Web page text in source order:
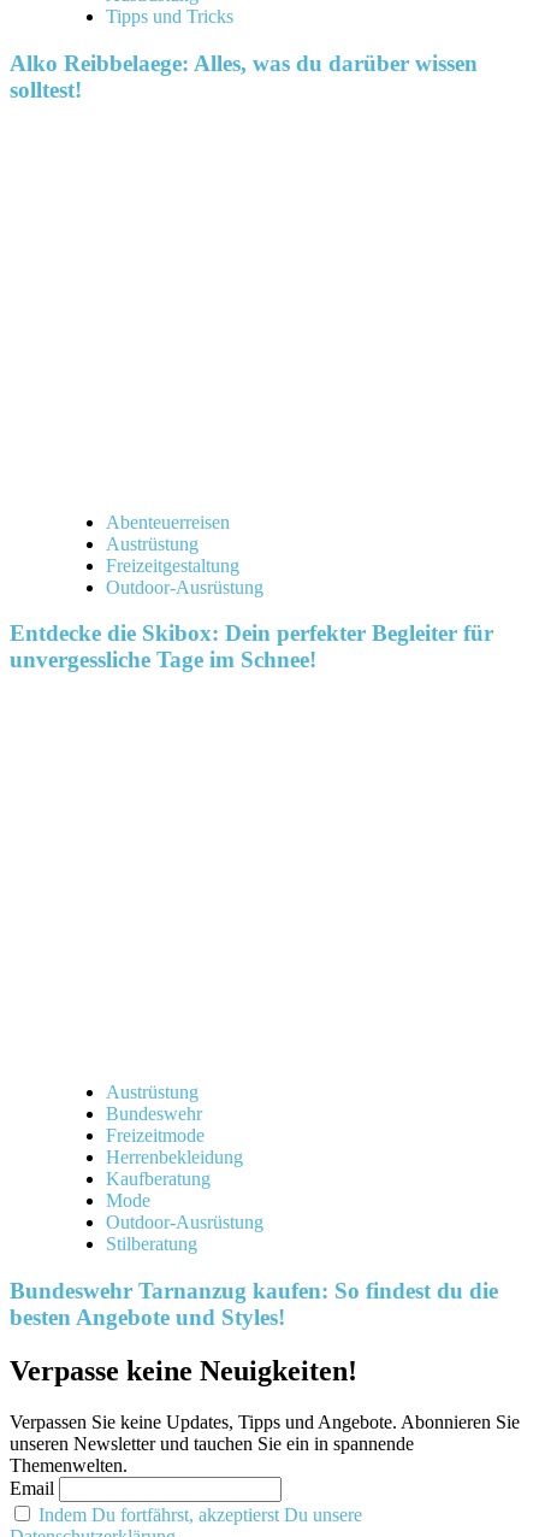
Tipps und Tricks
Alko Reibbelaege: Alles, was du darüber wissen
solltest!
Abenteuerreisen
Austrüstung
Freizeitgestaltung
Outdoor-Ausrüstung
Entdecke die Skibox: Dein perfekter Begleiter für
unvergessliche Tage im Schnee!
Austrüstung
Bundeswehr
Freizeitmode
Herrenbekleidung
Kaufberatung
Mode
Outdoor-Ausrüstung
Stilberatung
Bundeswehr Tarnanzug kaufen: So findest du die
besten Angebote und Styles!
Verpasse keine Neuigkeiten!
Verpassen Sie keine Updates, Tipps und Angebote. Abonnieren Sie
unseren Newsletter und tauchen Sie ein in spannende
Themenwelten.
Email
Indem Du fortfährst, akzeptierst Du unsere